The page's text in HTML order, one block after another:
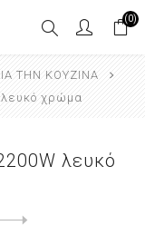
(0)
ΤΗΝ ΚΟΥΖΙΝΑ
λευκό χρώμα
λευκό